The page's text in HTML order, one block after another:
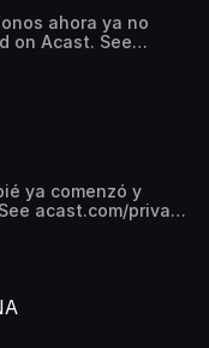
ahora ya no
ya comenzó y
acast.com/privacy